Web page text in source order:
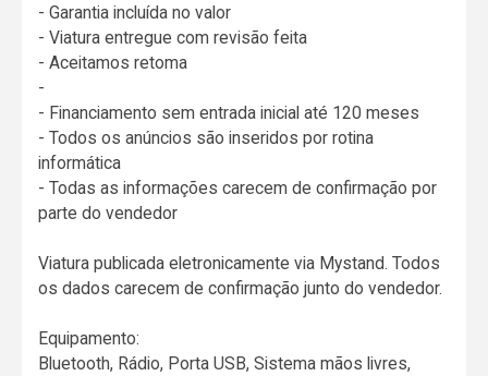
- Garantia incluída no valor
- Viatura entregue com revisão feita
- Aceitamos retoma
-
- Financiamento sem entrada inicial até 120 meses
- Todos os anúncios são inseridos por rotina
informática
- Todas as informações carecem de confirmação por
parte do vendedor
Viatura publicada eletronicamente via Mystand. Todos
os dados carecem de confirmação junto do vendedor.
Equipamento:
Bluetooth, Rádio, Porta USB, Sistema mãos livres,